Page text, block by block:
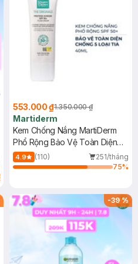
553.000 ₫1.350.000 ₫
Martiderm
Kem Chống Nắng MartiDerm
Phổ Rộng Bảo Vệ Toàn Diện
40ml
4.9 (110)
251/tháng
75%
-39%